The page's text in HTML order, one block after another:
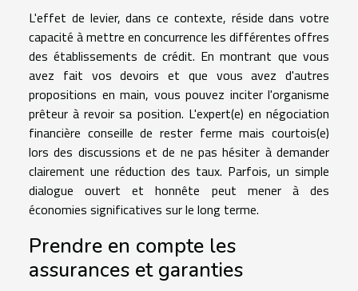
L'effet de levier, dans ce contexte, réside dans votre
capacité à mettre en concurrence les différentes offres
des établissements de crédit. En montrant que vous
avez fait vos devoirs et que vous avez d'autres
propositions en main, vous pouvez inciter l'organisme
prêteur à revoir sa position. L'expert(e) en négociation
financière conseille de rester ferme mais courtois(e)
lors des discussions et de ne pas hésiter à demander
clairement une réduction des taux. Parfois, un simple
dialogue ouvert et honnête peut mener à des
économies significatives sur le long terme.
Prendre en compte les
assurances et garanties